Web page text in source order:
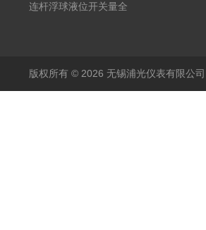
20mA2
耐腐蚀检测仪
温度变送器传感器防爆
连杆浮球液位开关量全
版权所有 © 2026 无锡浦光仪表有限公司